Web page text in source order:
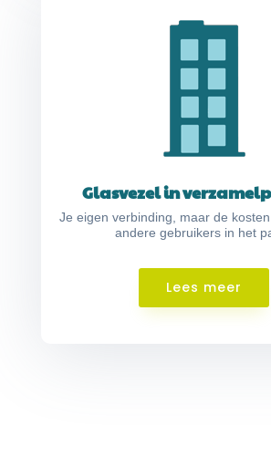
Glasvezel in
Je eigen verbinding, maar de
andere gebruikers in het
Lees meer